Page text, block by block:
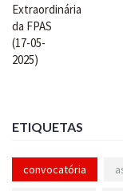
ETIQUETAS
convocatória